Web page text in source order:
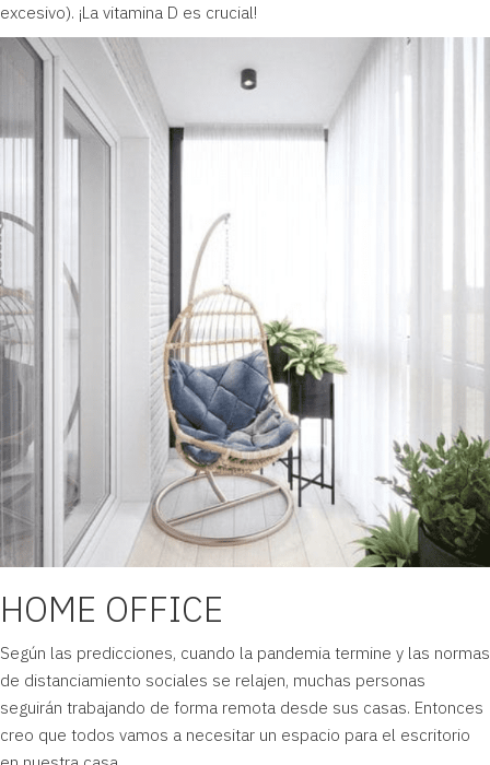
excesivo). ¡La vitamina D es crucial!
HOME OFFICE
Según las predicciones, cuando la pandemia termine y las normas
de distanciamiento sociales se relajen, muchas personas
seguirán trabajando de forma remota desde sus casas. Entonces
creo que todos vamos a necesitar un espacio para el escritorio